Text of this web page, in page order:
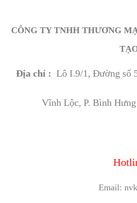
CÔNG TY TNHH THƯƠNG
Địa chỉ : Lô I.9/1, Đường số
Vĩnh Lộc, P. Bình
Email: